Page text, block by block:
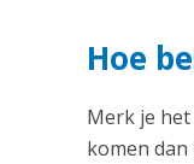
Hoe
Merk je
komen